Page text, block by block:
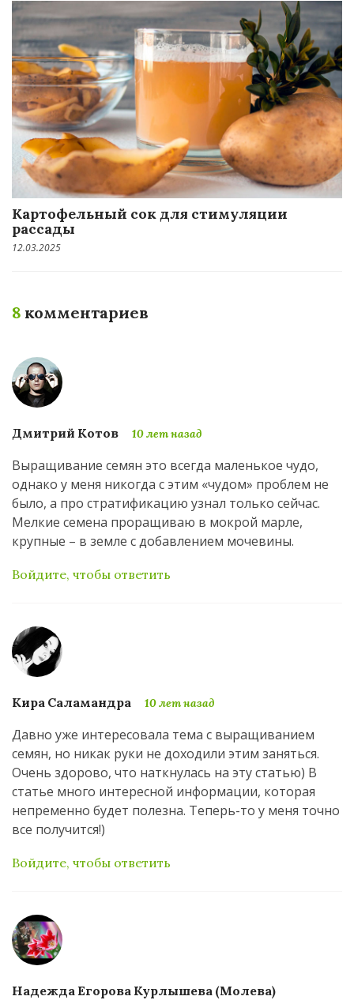
Картофельный сок для стимуляции
рассады
12.03.2025
8 комментариев
Дмитрий Котов 10 лет назад
Выращивание семян это всегда маленькое чудо,
однако у меня никогда с этим «чудом» проблем не
было, а про стратификацию узнал только сейчас.
Мелкие семена проращиваю в мокрой марле,
крупные – в земле с добавлением мочевины.
Войдите, чтобы ответить
Кира Саламандра 10 лет назад
Давно уже интересовала тема с выращиванием
семян, но никак руки не доходили этим заняться.
Очень здорово, что наткнулась на эту статью) В
статье много интересной информации, которая
непременно будет полезна. Теперь-то у меня точно
все получится!)
Войдите, чтобы ответить
Надежда Егорова Курлышева (Молева)